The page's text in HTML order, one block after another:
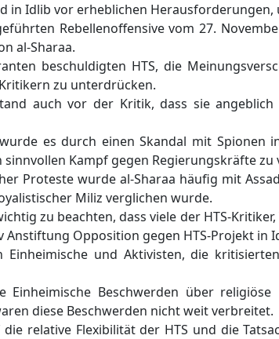
in Idlib vor erheblichen
Rebellenoffensive vom 27.
al-Sharaa.
beschuldigten HTS, die
zu unterdrücken.
auch vor der Kritik, dass sie
es durch einen Skandal mit
sinnvollen Kampf gegen Regierungskräfte
Proteste wurde al-Sharaa häufig mit
Miliz verglichen wurde.
zu beachten, dass viele der HTS-
Anstiftung Opposition gegen HTS-Projekt in
Einheimische und Aktivisten, die
Einheimische Beschwerden über
diese Beschwerden nicht weit verbreitet.
relative Flexibilität der HTS und die